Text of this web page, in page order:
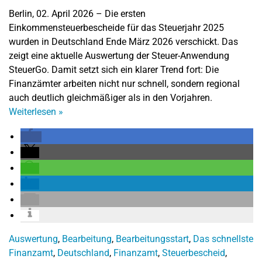
Berlin, 02. April 2026 – Die ersten
Einkommensteuerbescheide für das Steuerjahr 2025
wurden in Deutschland Ende März 2026 verschickt. Das
zeigt eine aktuelle Auswertung der Steuer-Anwendung
SteuerGo. Damit setzt sich ein klarer Trend fort: Die
Finanzämter arbeiten nicht nur schnell, sondern regional
auch deutlich gleichmäßiger als in den Vorjahren.
Weiterlesen »
Auswertung, Bearbeitung, Bearbeitungsstart, Das schnellste
Finanzamt, Deutschland, Finanzamt, Steuerbescheid,